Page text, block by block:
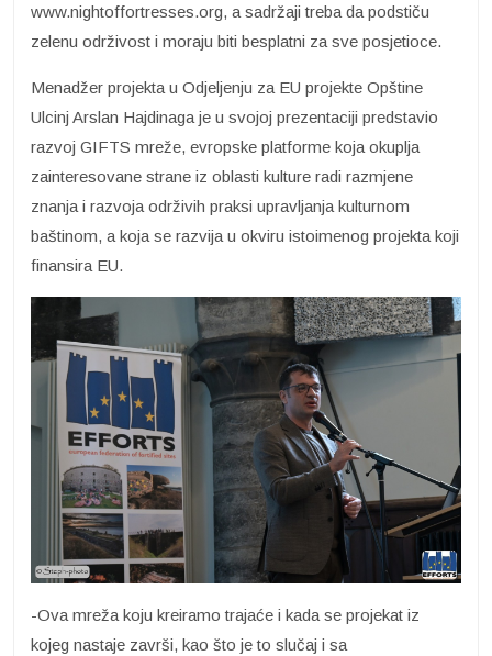
www.nightoffortresses.org, a sadržaji treba da podstiču
zelenu održivost i moraju biti besplatni za sve posjetioce.
Menadžer projekta u Odjeljenju za EU projekte Opštine
Ulcinj Arslan Hajdinaga je u svojoj prezentaciji predstavio
razvoj GIFTS mreže, evropske platforme koja okuplja
zainteresovane strane iz oblasti kulture radi razmjene
znanja i razvoja održivih praksi upravljanja kulturnom
baštinom, a koja se razvija u okviru istoimenog projekta koji
finansira EU.
-Ova mreža koju kreiramo trajaće i kada se projekat iz
kojeg nastaje završi, kao što je to slučaj i sa